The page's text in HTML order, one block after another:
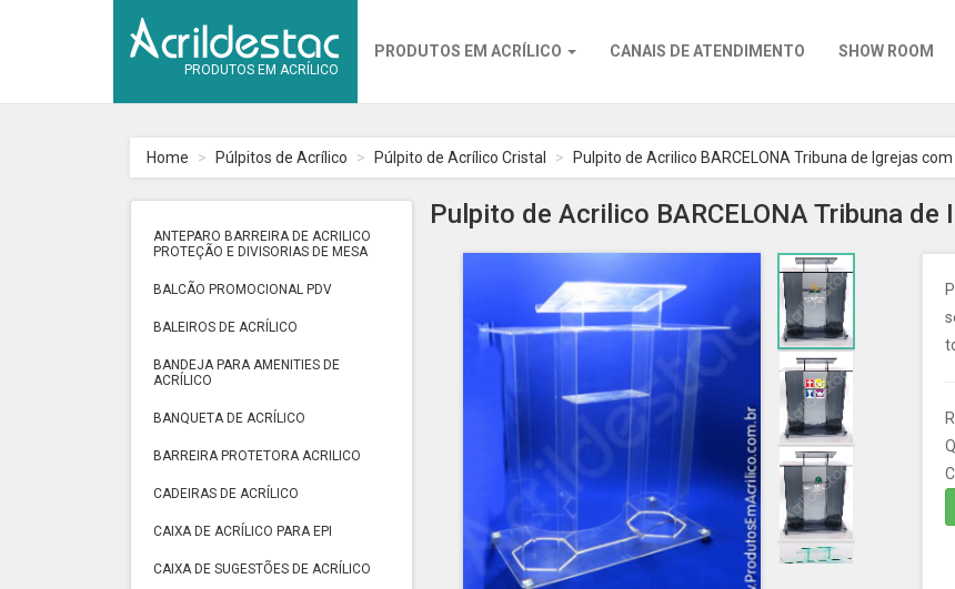
PRODUTOS EM ACRÍLICO
PRODUTOS EM ACRÍLICO CANAIS DE ATENDIMENTO SHOW ROOM
Home Púlpitos de Acrílico Púlpito de Acrílico Cristal Pulpito de Acrilico BARCELONA Tribuna de Igrejas
ANTEPARO BARREIRA DE ACRILICO
PROTEÇÃO E DIVISORIAS DE MESA
BALCÃO PROMOCIONAL PDV
BALEIROS DE ACRÍLICO
BANDEJA PARA AMENITIES DE
ACRÍLICO
BANQUETA DE ACRÍLICO
BARREIRA PROTETORA ACRILICO
CADEIRAS DE ACRÍLICO
CAIXA DE ACRÍLICO PARA EPI
CAIXA DE SUGESTÕES DE ACRÍLICO
Pulpito de Acrilico BARCELONA Tribuna